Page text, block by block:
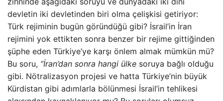
devletin iki devletinden biri olma çelişkisi getiriyor:
Türk rejiminin bugün göründüğü gibi? İsrail’in İran
rejimini yok ettikten sonra benzer bir rejime gittiğinden
şüphe eden Türkiye’ye karşı önlem almak mümkün mü?
Bu soru, “İran’dan sonra hangi ülke soruya bağlı olduğu
gibi. Nötralizasyon projesi ve hatta Türkiye’nin büyük
Kürdistan gibi adımlarla bölünmesi İsrail’in tehlikesi